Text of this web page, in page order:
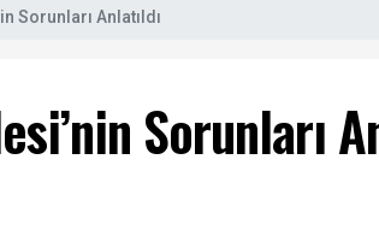
Sorunları Anlatıldı
Sorunları